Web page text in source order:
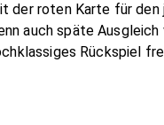
roten Karte für den
auch späte
Rückspiel